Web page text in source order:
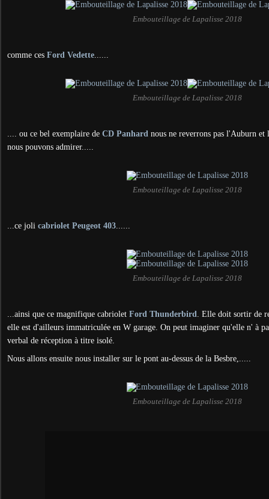
Embouteillage de Lapalisse 2018
comme ces Ford Vedette......
Embouteillage de Lapalisse 2018
.... ou ce bel exemplaire de CD Panhard nous ne reverrons pas l'Auburn et
nous pouvons admirer.....
Embouteillage de Lapalisse 2018
...ce joli cabriolet Peugeot 403......
Embouteillage de Lapalisse 2018
...ainsi que ce magnifique cabriolet Ford Thunderbird. Elle doit sortir de
elle est d'ailleurs immatriculée en W garage. On peut imaginer qu'elle n' à
verbal de réception à titre isolé.
Nous allons ensuite nous installer sur le pont au-dessus de la Besbre,.....
Embouteillage de Lapalisse 2018